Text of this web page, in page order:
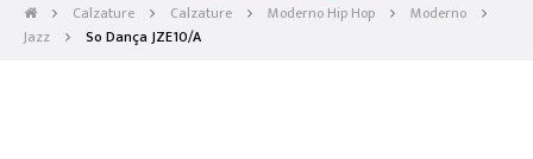
Calzature Calzature Moderno Hip Hop
Moderno
Jazz
So Dança JZE10/A